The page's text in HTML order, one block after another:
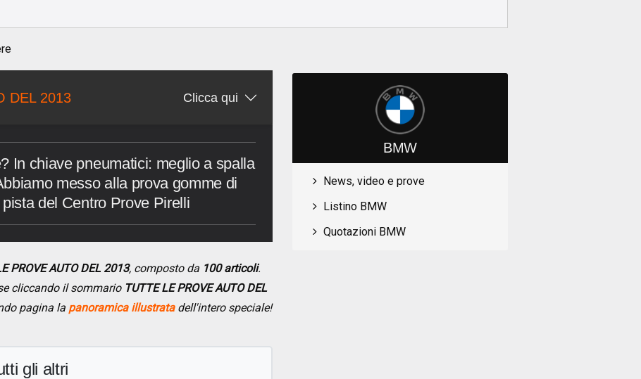
DEL 2013 Clicca qui
In chiave pneumatici: meglio a spalla
messo alla prova gomme di
del Centro Prove Pirelli
PROVE AUTO DEL 2013, composto da 100 articoli.
cliccando il sommario TUTTE LE PROVE AUTO DEL
pagina la panoramica illustratadell'intero speciale!
gli altri
BMW
News, video e prove
Listino BMW
Quotazioni BMW